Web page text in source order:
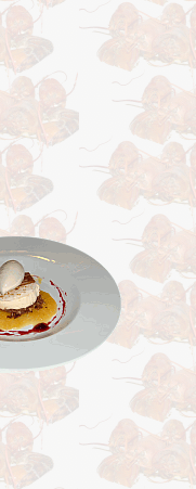
Spargel
Kräuter-Risotto